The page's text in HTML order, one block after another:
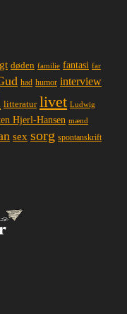
døden familie fantasi far
had humor interview
litteratur livet Ludwig
Hjerl-Hansen mænd
sex sorg spontanskrift